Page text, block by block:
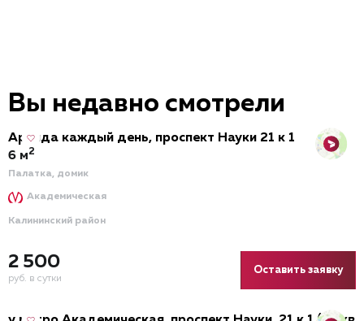
Вы недавно смотрели
Аренда каждый день, проспект Науки 21 к 1
Палатка, домик
Академическая
Калининский район
2 500
руб. в сутки
6 м2
Оставить заявку